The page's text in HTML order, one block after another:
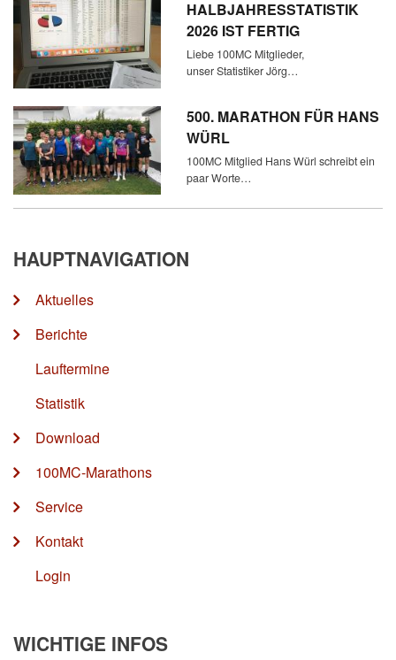
HALBJAHRESSTATISTIK
2026 IST FERTIG
Liebe 100MC Mitglieder,
unser Statistiker Jörg…
500. MARATHON FÜR HANS
WÜRL
100MC Mitglied Hans Würl schreibt ein
paar Worte…
HAUPTNAVIGATION
Aktuelles
Berichte
Lauftermine
Statistik
Download
100MC-Marathons
Service
Kontakt
Login
WICHTIGE INFOS